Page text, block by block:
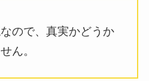
ので、真実かどうか
ん。